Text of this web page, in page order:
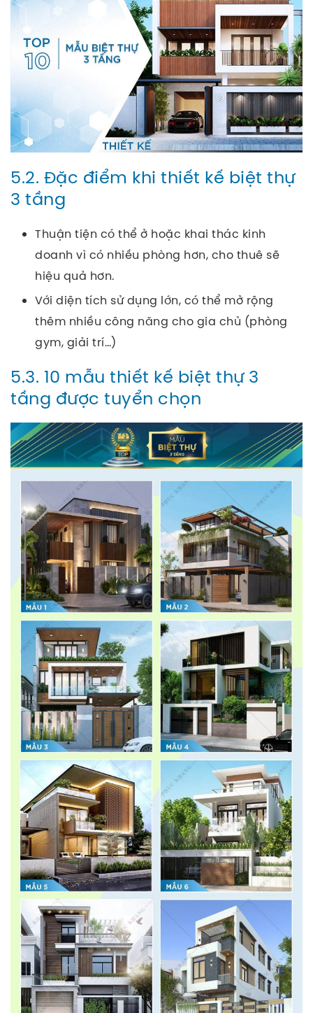
5.2. Đặc điểm khi thiết kế biệt thự
3 tầng
Thuận tiện có thể ở hoặc khai thác kinh
doanh vì có nhiều phòng hơn, cho thuê sẽ
hiệu quả hơn.
Với diện tích sử dụng lớn, có thể mở rộng
thêm nhiều công năng cho gia chủ (phòng
gym, giải trí…)
5.3. 10 mẫu thiết kế biệt thự 3
tầng được tuyển chọn